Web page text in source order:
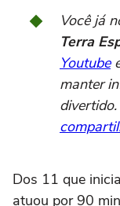
Você já
Terra
Youtube
manter
divertido.
Dos 11 que
atuou por 90